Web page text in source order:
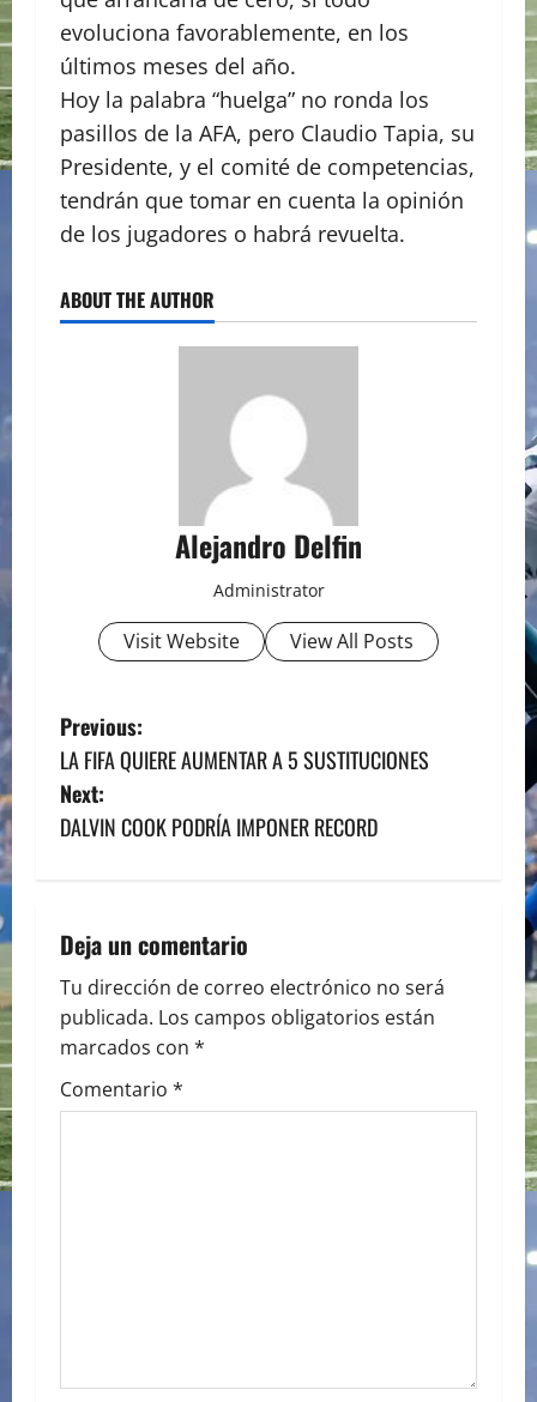
evoluciona favorablemente, en los
últimos meses del año.
Hoy la palabra “huelga” no ronda los
pasillos de la AFA, pero Claudio Tapia, su
Presidente, y el comité de competencias,
tendrán que tomar en cuenta la opinión
de los jugadores o habrá revuelta.
ABOUT THE AUTHOR
Alejandro Delfin
Administrator
Visit Website View All Posts
P
o
s
n
a
v
i
n
Previous:
LA FIFA QUIERE AUMENTAR A 5 SUSTITUCIONES
Next:
DALVIN COOK PODRÍA IMPONER RECORD
Deja un comentario
Tu dirección de correo electrónico no será
publicada. Los campos obligatorios están
marcados con *
Comentario *